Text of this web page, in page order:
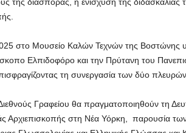
της διασποράς, η ενίσχυση της
στο Μουσείο Καλών Τεχνών της Βοστώνης
Ελπιδοφόρο και την Πρύτανη του
τη συνεργασία των δύο
Διεθνούς Γραφείου θα πραγματοποιηθούν τη
Αρχιεπισκοπής στη Νέα Υόρκη, παρουσία